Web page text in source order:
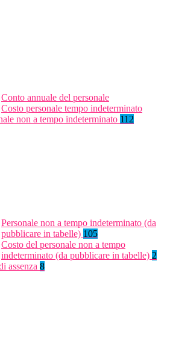
Conto annuale del personale
Costo personale tempo indeterminato
non a tempo indeterminato 112
Personale non a tempo indeterminato (da
pubblicare in tabelle) 105
Costo del personale non a tempo
indeterminato (da pubblicare in tabelle) 2
assenza 8